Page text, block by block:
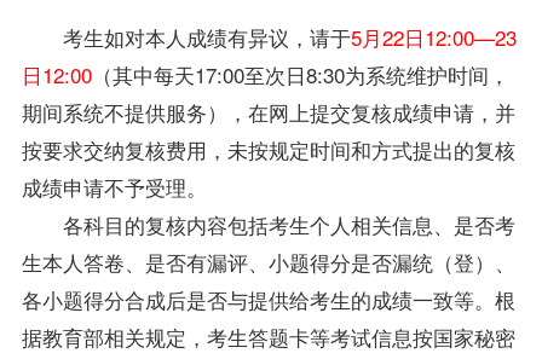
考生如对本人成绩有异议，请于5月22日12:00—23
日12:00（其中每天17:00至次日8:30为系统维护时间，
期间系统不提供服务），在网上提交复核成绩申请，并
按要求交纳复核费用，未按规定时间和方式提出的复核
成绩申请不予受理。
各科目的复核内容包括考生个人相关信息、是否考
生本人答卷、是否有漏评、小题得分是否漏统（登）、
各小题得分合成后是否与提供给考生的成绩一致等。根
据教育部相关规定，考生答题卡等考试信息按国家秘密